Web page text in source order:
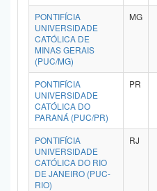
PONTIFÍCIA
UNIVERSIDADE
CATÓLICA DE
MINAS GERAIS
(PUC/MG)
MG
PONTIFÍCIA
UNIVERSIDADE
CATÓLICA DO
PARANÁ (PUC/PR)
PR
PONTIFÍCIA
UNIVERSIDADE
CATÓLICA DO RIO
DE JANEIRO (PUC-
RIO)
RJ